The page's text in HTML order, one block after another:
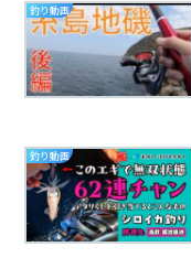
釣り動画
釣り動画